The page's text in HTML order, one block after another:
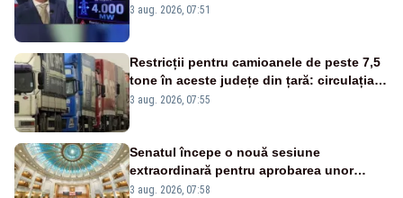
alarmă tras de un expert în energie
3 aug. 2026, 07:51
Restricții pentru camioanele de peste 7,5
tone în aceste județe din țară: circulația
este interzisă luni, între orele 12:00 și
3 aug. 2026, 07:55
Senatul începe o nouă sesiune
extraordinară pentru aprobarea unor
jaloane din PNRR
3 aug. 2026, 07:58